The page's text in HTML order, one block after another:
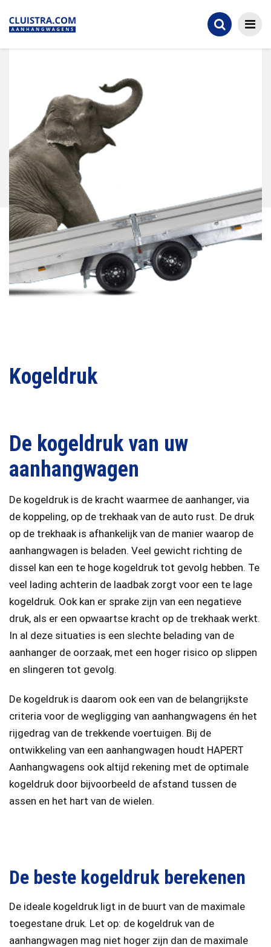
Kogeldruk
De kogeldruk van uw
aanhangwagen
De kogeldruk is de kracht waarmee de aanhanger, via
de koppeling, op de trekhaak van de auto rust. De druk
op de trekhaak is afhankelijk van de manier waarop de
aanhangwagen is beladen. Veel gewicht richting de
dissel kan een te hoge kogeldruk tot gevolg hebben. Te
veel lading achterin de laadbak zorgt voor een te lage
kogeldruk. Ook kan er sprake zijn van een negatieve
druk, als er een opwaartse kracht op de trekhaak werkt.
In al deze situaties is een slechte belading van de
aanhanger de oorzaak, met een hoger risico op slippen
en slingeren tot gevolg.
De kogeldruk is daarom ook een van de belangrijkste
criteria voor de wegligging van aanhangwagens én het
rijgedrag van de trekkende voertuigen. Bij de
ontwikkeling van een aanhangwagen houdt HAPERT
Aanhangwagens ook altijd rekening met de optimale
kogeldruk door bijvoorbeeld de afstand tussen de
assen en het hart van de wielen.
De beste kogeldruk berekenen
De ideale kogeldruk ligt in de buurt van de maximale
toegestane druk. Let op: de kogeldruk van de
aanhangwagen mag niet hoger zijn dan de maximale